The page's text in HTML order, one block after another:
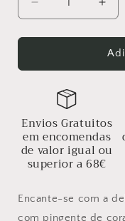
Diminuir
a
quantidade
Colar
Inoxidavel
a
de
Envios Gratuitos
em encomendas
de valor igual ou
superior a 68€
Encante-se com a
com pingente de